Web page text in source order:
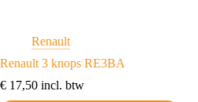
Renault
Renault 3 knops RE3BA
€ 17,50 incl. btw